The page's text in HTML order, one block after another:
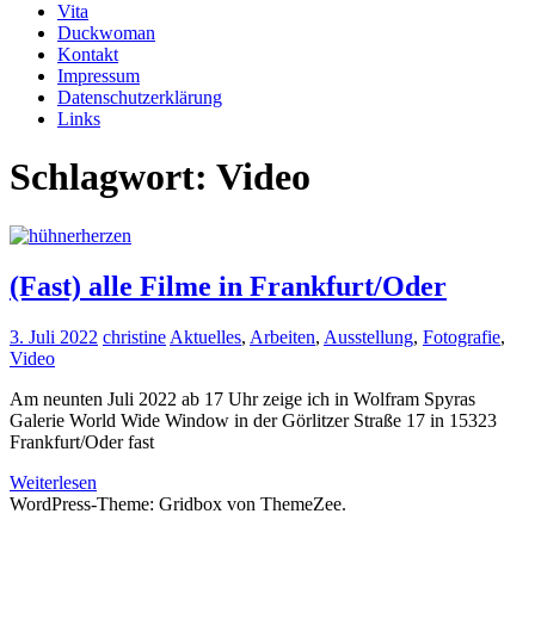
Vita
Duckwoman
Kontakt
Impressum
Datenschutzerklärung
Links
Schlagwort: Video
(Fast) alle Filme in Frankfurt/Oder
3. Juli 2022 christine Aktuelles, Arbeiten, Ausstellung, Fotografie,
Video
Am neunten Juli 2022 ab 17 Uhr zeige ich in Wolfram Spyras
Galerie World Wide Window in der Görlitzer Straße 17 in 15323
Frankfurt/Oder fast
Weiterlesen
WordPress-Theme: Gridbox von ThemeZee.